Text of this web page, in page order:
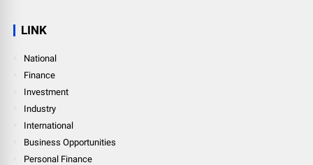
LINK
National
Finance
Investment
Industry
International
Business Opportunities
Personal Finance